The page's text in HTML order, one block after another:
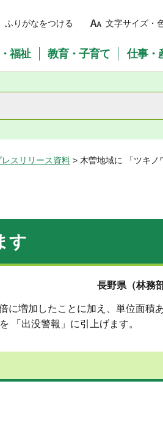
ふりがなをつける 文字サイズ・
福祉 教育・子育て 仕事・
スリリース資料 > 木曽地域に 「ツキノ
す
長野県（林務
増加したことに加え、単位面積
「出没警報」に引上げます。